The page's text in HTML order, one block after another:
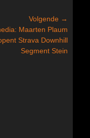
Volgende →
Maarten Plaum
Strava Downhill
Segment Stein